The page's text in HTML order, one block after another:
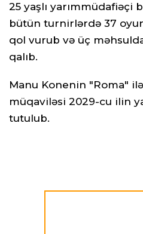
25 yaşlı yarımmüdafiəçi
bütün turnirlərdə 37
qol vurub və üç
qalıb.
Manu Konenin "Roma"
müqaviləsi 2029-cu ilin
tutulub.